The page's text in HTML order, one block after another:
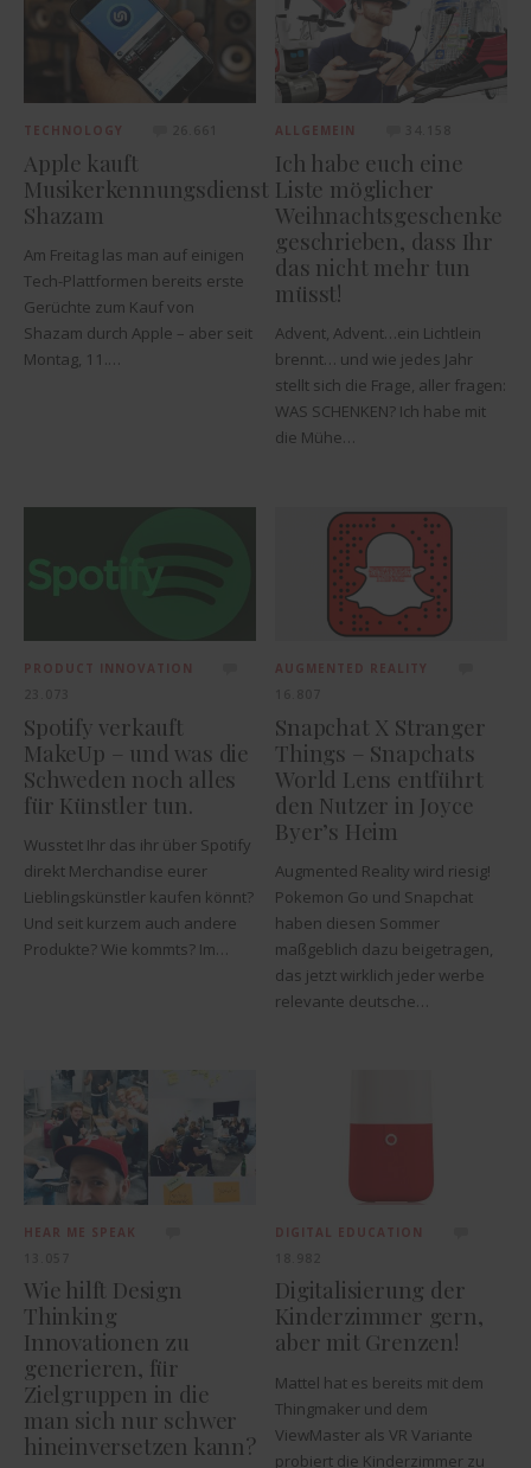
TECHNOLOGY
Apple kauft
Musikerkennungsdienst
Shazam
Am Freitag las man auf einigen
Tech-Plattformen bereits erste
Gerüchte zum Kauf von
Shazam durch Apple – aber seit
Montag, 11.…
ALLGEMEIN
Ich habe euch eine
Liste möglicher
Weihnachtsgeschenke
geschrieben, dass Ihr
das nicht mehr tun
müsst!
Advent, Advent…ein Lichtlein
brennt… und wie jedes Jahr
stellt sich die Frage, aller fragen:
WAS SCHENKEN? Ich habe mit
die Mühe…
PRODUCT INNOVATION
Spotify verkauft
MakeUp – und was die
Schweden noch alles
für Künstler tun.
Wusstet Ihr das ihr über Spotify
direkt Merchandise eurer
Lieblingskünstler kaufen könnt?
Und seit kurzem auch andere
Produkte? Wie kommts? Im…
AUGMENTED REALITY
Snapchat X Stranger
Things – Snapchats
World Lens entführt
den Nutzer in Joyce
Byer’s Heim
Augmented Reality wird riesig!
Pokemon Go und Snapchat
haben diesen Sommer
maßgeblich dazu beigetragen,
das jetzt wirklich jeder werbe
relevante deutsche…
HEAR ME SPEAK
Wie hilft Design
Thinking
Innovationen zu
generieren, für
Zielgruppen in die
man sich nur schwer
hineinversetzen kann?
DIGITAL EDUCATION
Digitalisierung der
Kinderzimmer gern,
aber mit Grenzen!
Mattel hat es bereits mit dem
Thingmaker und dem
ViewMaster als VR Variante
probiert die Kinderzimmer zu